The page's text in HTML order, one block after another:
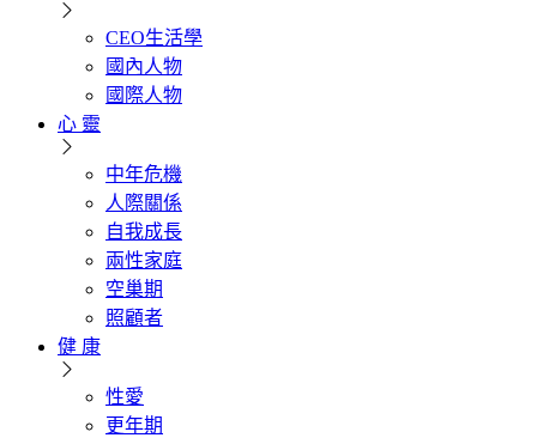
CEO生活學
國內人物
國際人物
心 靈
中年危機
人際關係
自我成長
兩性家庭
空巢期
照顧者
健 康
性愛
更年期